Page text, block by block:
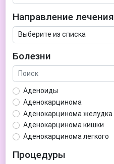
Направление лечения
Болезни
Аденоиды
Аденокарцинома
Аденокарцинома желудка
Аденокарцинома кишки
Аденокарцинома легкого
Аденома гипофиза
Процедуры